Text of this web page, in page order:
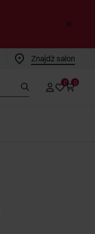
Znajdż salon
0 0